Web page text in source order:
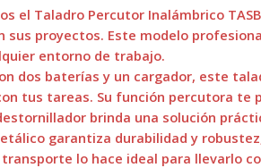
el Taladro Percutor Inalámbrico
sus proyectos. Este modelo
entorno de trabajo.
dos baterías y un cargador, este
tus tareas. Su función percutora te
brinda una solución
garantiza durabilidad y
lo hace ideal para llevarlo